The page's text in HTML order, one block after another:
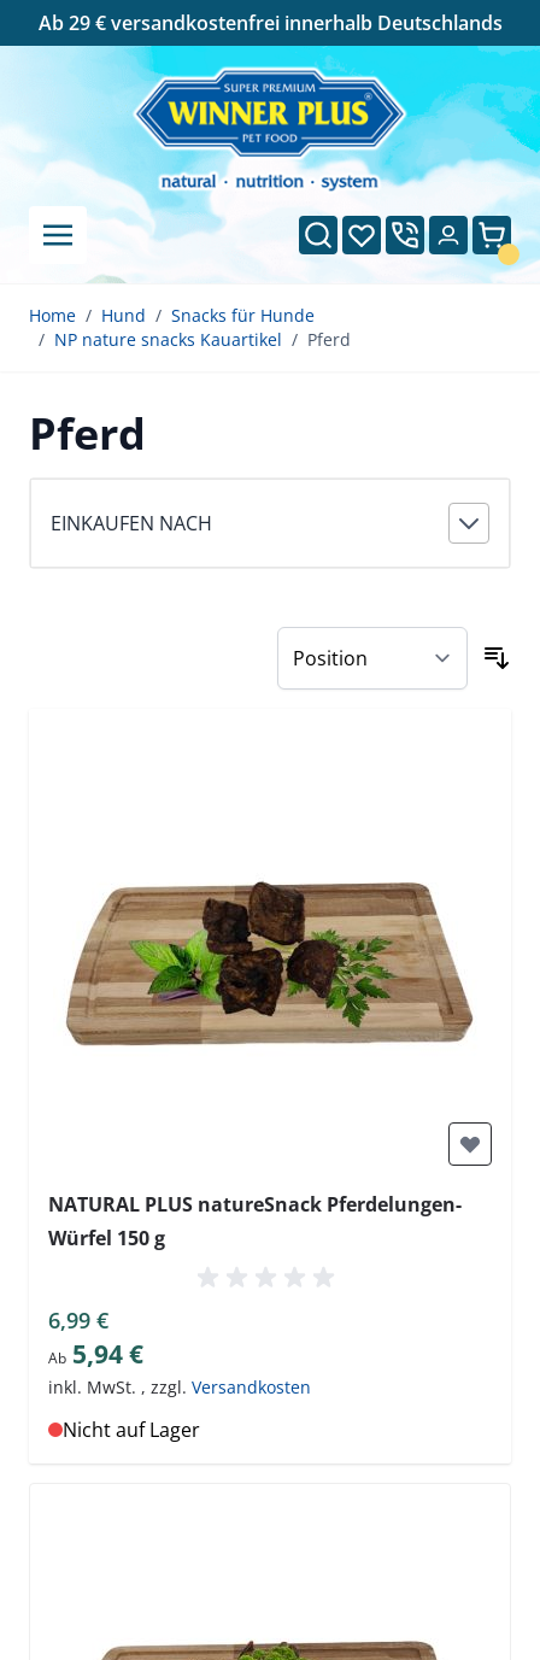
Ab 29 € versandkostenfrei innerhalb Deutschlands
Direkt zum Inhalt
SucheWunschliste
Home / Hund / Snacks für Hunde
/ NP nature snacks Kauartikel / Pferd
Pferd
EINKAUFEN NACH
NATURAL PLUS natureSnack Pferdelungen-
Würfel 150 g
6,99 €
Ab 5,94 €
inkl. MwSt. , zzgl. Versandkosten
Nicht auf Lager
Cookie-Einstellungen